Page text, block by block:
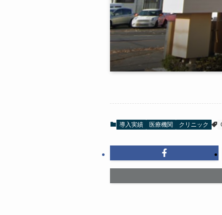
導入実績 医療機関 クリニック